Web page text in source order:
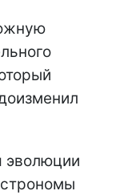
эволюции